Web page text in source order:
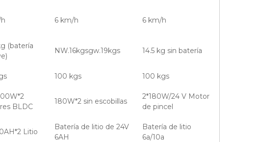
6 km/h 6 km/h
(batería
NW.16kgsgw.19kgs 14.5 kg sin batería
100 kgs 100 kgs
BLDC
180W*2 sin escobillas
2*180W/24 V Motor
de pincel
Litio
Batería de litio de 24V
6AH
Batería de litio
6a/10a